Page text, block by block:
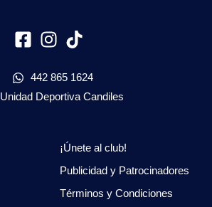
442 865 1624
Unidad Deportiva Candiles
¡Únete al club!
Publicidad y Patrocinadores
Términos y Condiciones